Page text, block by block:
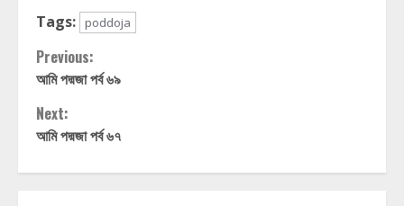
Tags:
poddoja
Continue
Reading
Previous:
আমি পদ্মজা পর্ব ৬৯
Next:
আমি পদ্মজা পর্ব ৬৭